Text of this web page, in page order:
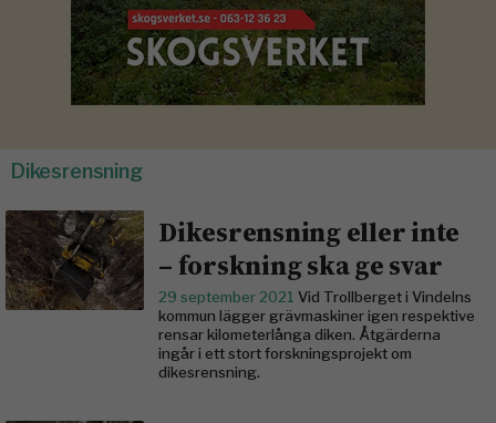
Dikesrensning
Dikesrensning eller inte
– forskning ska ge svar
29 september 2021 Vid Trollberget i Vindelns
kommun lägger grävmaskiner igen respektive
rensar kilometerlånga diken. Åtgärderna
ingår i ett stort forskningsprojekt om
dikesrensning.